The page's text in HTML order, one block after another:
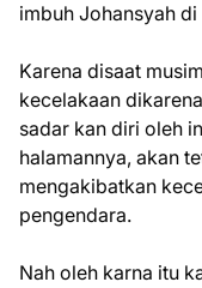
imbuh Johansyah
Karena disaat
kecelakaan
sadar kan diri oleh
halamannya, akan
mengakibatkan
pengendara.
Nah oleh karna itu